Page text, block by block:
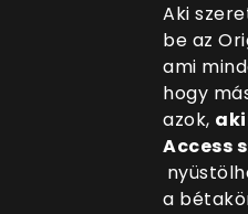
Aki
be az
ami
hogy
azok,
Access
a